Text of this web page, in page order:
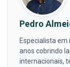
Pedro
Especialista em
anos cobrindo
internacionais,